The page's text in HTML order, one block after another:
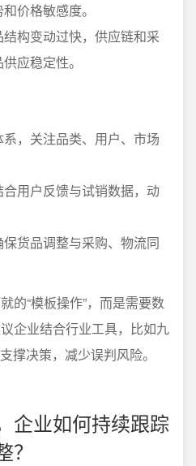
价格敏感度。
构变动过快，供应链和采
应稳定性。
，关注品类、用户、市场
用户反馈与试销数据，动
货品调整与采购、物流同
的“模板操作”，而是需要数
企业结合行业工具，比如九
撑决策，减少误判风险。
企业如何持续跟踪